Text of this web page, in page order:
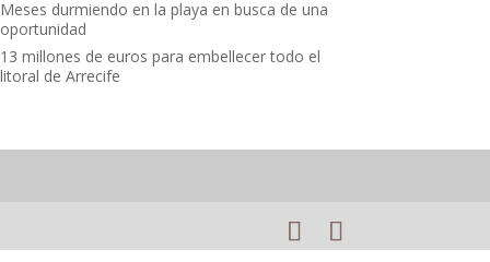
Meses durmiendo en la playa en busca de una
oportunidad
13 millones de euros para embellecer todo el
litoral de Arrecife